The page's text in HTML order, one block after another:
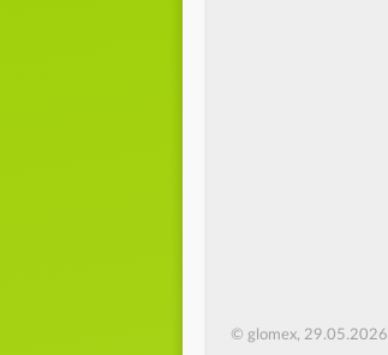
© glomex, 29.05.2026